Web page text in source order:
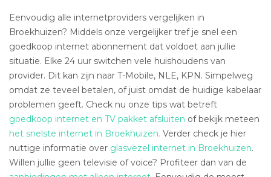
Eenvoudig alle internetproviders vergelijken in
Broekhuizen? Middels onze vergelijker tref je snel een
goedkoop internet abonnement dat voldoet aan jullie
situatie. Elke 24 uur switchen vele huishoudens van
provider. Dit kan zijn naar T-Mobile, NLE, KPN. Simpelweg
omdat ze teveel betalen, of juist omdat de huidige kabelaar
problemen geeft. Check nu onze tips wat betreft
goedkoop internet en TV pakket afsluiten of bekijk meteen
het snelste internet in Broekhuizen. Verder check je hier
nuttige informatie over glasvezel internet in Broekhuizen.
Willen jullie geen televisie of voice? Profiteer dan van de